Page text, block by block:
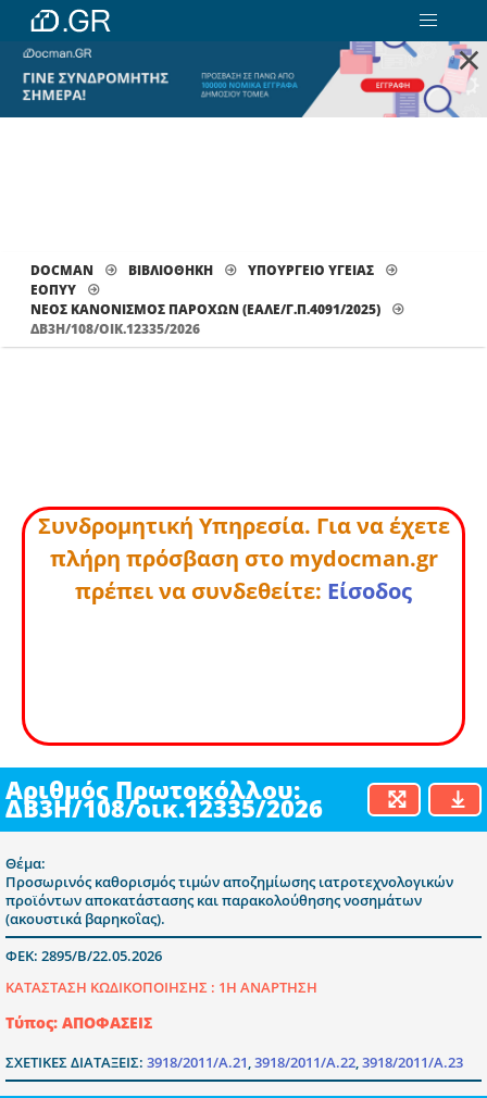
×
DOCMAN ΒΙΒΛΙΟΘΗΚΗ
ΥΠΟΥΡΓΕΙΟ ΥΓΕΙΑΣ
ΕΟΠΥΥ
ΝΈΟΣ ΚΑΝΟΝΙΣΜΌΣ ΠΑΡΟΧΏΝ (ΕΑΛΕ/Γ.Π.4091/2025)
ΔΒ3H/108/ΟΙΚ.12335/2026
Συνδρομητική Υπηρεσία. Για να έχετε
πλήρη πρόσβαση στο mydocman.gr
πρέπει να συνδεθείτε: Είσοδος
Αριθμός Πρωτοκόλλου:
ΔΒ3H/108/οικ.12335/2026
Θέμα:
Προσωρινός καθορισμός τιμών αποζημίωσης ιατροτεχνολογικών
προϊόντων αποκατάστασης και παρακολούθησης νοσημάτων
(ακουστικά βαρηκοΐας).
ΦΕΚ: 2895/Β/22.05.2026
ΚΑΤΑΣΤΑΣΗ ΚΩΔΙΚΟΠΟΙΗΣΗΣ : 1Η ΑΝΑΡΤΗΣΗ
Τύπος: ΑΠΟΦΑΣΕΙΣ
ΣΧΕΤΙΚΕΣ ΔΙΑΤΑΞΕΙΣ: 3918/2011/Α.21,3918/2011/Α.22,3918/2011/Α.23